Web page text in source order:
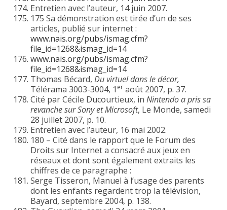
Entretien avec l’auteur, 14 juin 2007.
175 Sa démonstration est tirée d’un de ses
articles, publié sur internet :
www.nais.org/pubs/ismag.cfm?
file_id=1268&ismag_id=14
www.nais.org/pubs/ismag.cfm?
file_id=1268&ismag_id=14
Thomas Bécard, Du virtuel dans le décor,
Télérama 3003-3004, 1 er août 2007, p. 37.
Cité par Cécile Ducourtieux, in Nintendo a pris sa
revanche sur Sony et Microsoft, Le Monde, samedi
28 juillet 2007, p. 10.
Entretien avec l’auteur, 16 mai 2002.
180 – Cité dans le rapport que le Forum des
Droits sur Internet a consacré aux jeux en
réseaux et dont sont également extraits les
chiffres de ce paragraphe :
Serge Tisseron, Manuel à l’usage des parents
dont les enfants regardent trop la télévision,
Bayard, septembre 2004, p. 138.